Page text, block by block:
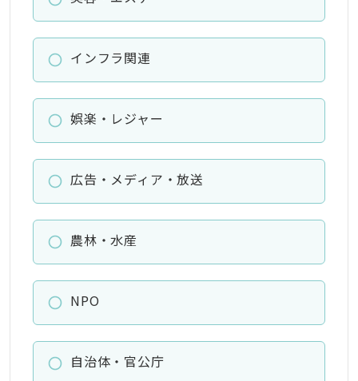
インフラ関連
娯楽・レジャー
広告・メディア・放送
農林・水産
NPO
自治体・官公庁